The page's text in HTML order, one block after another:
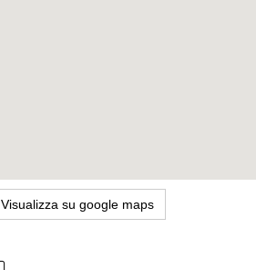
Visualizza su google maps